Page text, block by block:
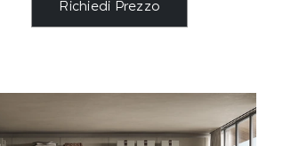
Richiedi Prezzo